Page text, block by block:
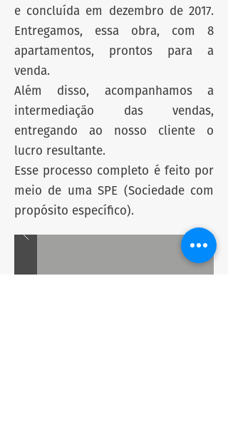
e concluída em dezembro de 2017.
Entregamos, essa obra, com 8
apartamentos, prontos para a
venda.
Além disso, acompanhamos a
intermediação das vendas,
entregando ao nosso cliente o
lucro resultante.
Esse processo completo é feito por
meio de uma SPE (Sociedade com
propósito específico).